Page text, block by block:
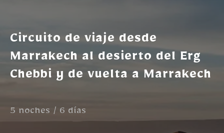
Circuito de viaje desde
Marrakech al desierto del Erg
Chebbi y de vuelta a Marrakech
5 noches / 6 días